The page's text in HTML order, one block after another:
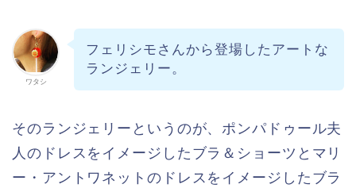
ワタシ
フェリシモさんから登場したアートな
ランジェリー。
そのランジェリーというのが、ポンパドゥール夫
人のドレスをイメージしたブラ＆ショーツとマリ
ー・アントワネットのドレスをイメージしたブラ